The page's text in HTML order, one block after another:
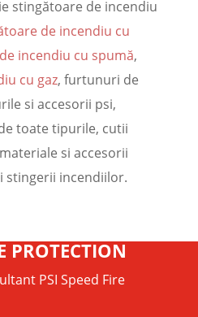
stingătoare de incendiu
de incendiu cu
incendiu cu spumă,
cu gaz, furtunuri de
si accesorii psi,
toate tipurile, cutii
si accesorii
stingerii incendiilor.
PROTECTION
PSI Speed Fire